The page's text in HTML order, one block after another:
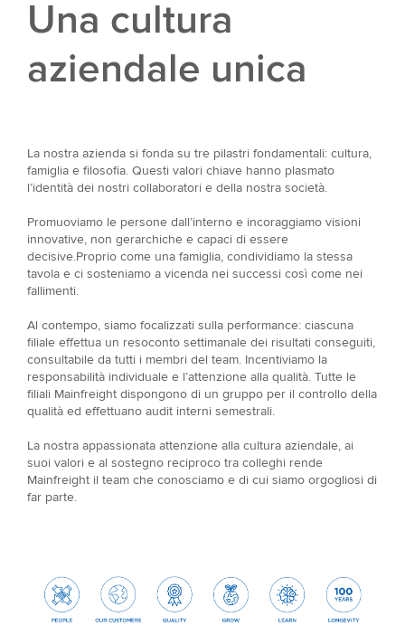
Una cultura
aziendale unica
La nostra azienda si fonda su tre pilastri fondamentali: cultura,
famiglia e filosofia. Questi valori chiave hanno plasmato
l’identità dei nostri collaboratori e della nostra società.
Promuoviamo le persone dall’interno e incoraggiamo visioni
innovative, non gerarchiche e capaci di essere
decisive.Proprio come una famiglia, condividiamo la stessa
tavola e ci sosteniamo a vicenda nei successi così come nei
fallimenti.
Al contempo, siamo focalizzati sulla performance: ciascuna
filiale effettua un resoconto settimanale dei risultati conseguiti,
consultabile da tutti i membri del team. Incentiviamo la
responsabilità individuale e l’attenzione alla qualità. Tutte le
filiali Mainfreight dispongono di un gruppo per il controllo della
qualità ed effettuano audit interni semestrali.
La nostra appassionata attenzione alla cultura aziendale, ai
suoi valori e al sostegno reciproco tra colleghi rende
Mainfreight il team che conosciamo e di cui siamo orgogliosi di
far parte.